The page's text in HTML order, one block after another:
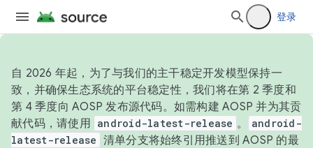
登录
自 2026 年起，为了与我们的主干稳定开发模型保持一
致，并确保生态系统的平台稳定性，我们将在第 2 季度和
第 4 季度向 AOSP 发布源代码。如需构建 AOSP 并为其贡
献代码，请使用 android-latest-release 。
android-
latest-release 清单分支将始终引用推送到 AOSP 的最